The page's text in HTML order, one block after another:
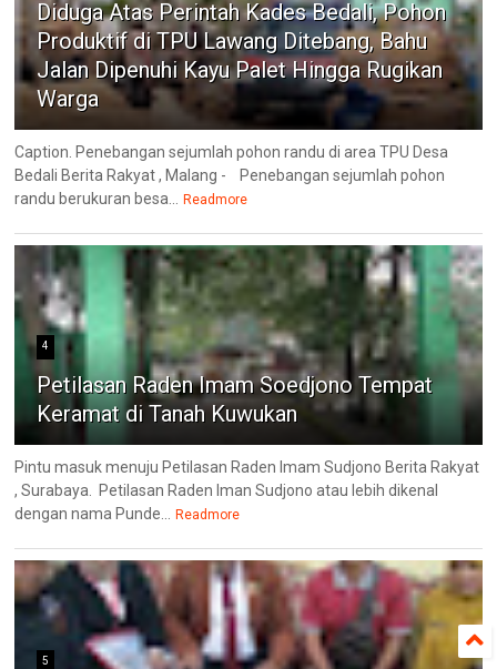
Diduga Atas Perintah Kades Bedali, Pohon
Produktif di TPU Lawang Ditebang, Bahu
Jalan Dipenuhi Kayu Palet Hingga Rugikan
Warga
Caption. Penebangan sejumlah pohon randu di area TPU Desa
Bedali Berita Rakyat , Malang - Penebangan sejumlah pohon
randu berukuran besa...
Readmore
4
Petilasan Raden Imam Soedjono Tempat
Keramat di Tanah Kuwukan
Pintu masuk menuju Petilasan Raden Imam Sudjono Berita Rakyat
, Surabaya. Petilasan Raden Iman Sudjono atau lebih dikenal
dengan nama Punde...
Readmore
5